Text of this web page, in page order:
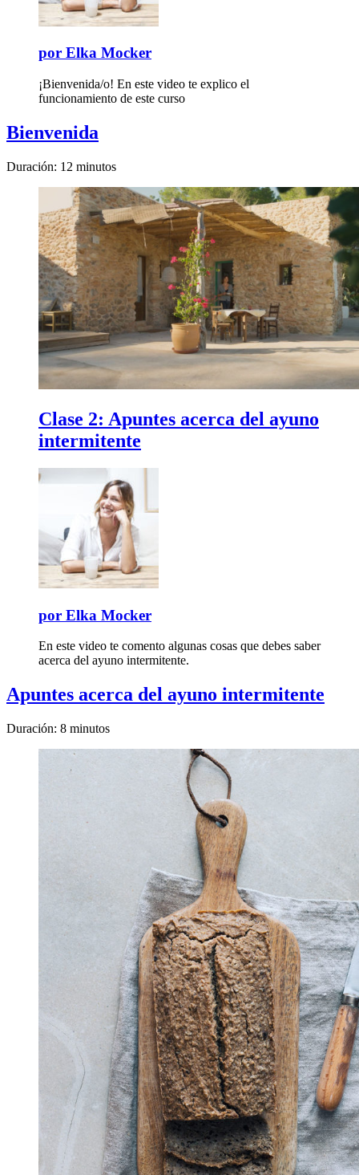
por Elka Mocker
¡Bienvenida/o! En este video te explico el
funcionamiento de este curso
Bienvenida
Duración: 12 minutos
Clase 2: Apuntes acerca del ayuno
intermitente
por Elka Mocker
En este video te comento algunas cosas que debes saber
acerca del ayuno intermitente.
Apuntes acerca del ayuno intermitente
Duración: 8 minutos